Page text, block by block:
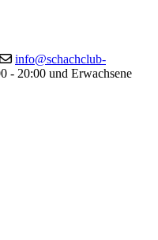
info@schachclub-
- 20:00 und Erwachsene